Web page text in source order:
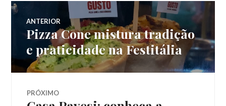
Navegação
de
Post
ANTERIOR
Post
anterior:
Pizza Cone mistura tradição
e praticidade na Festitália
PRÓXIMO
Próximo